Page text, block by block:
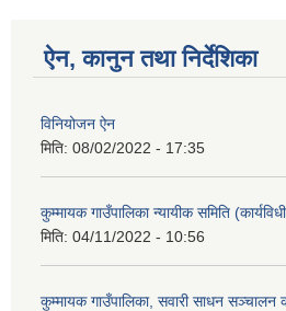
ऐन, कानुन तथा निर्देशिका
विनियोजन ऐन
मिति: 08/02/2022 - 17:35
कुम्मायक गाउँपालिका न्यायीक समिति
मिति: 04/11/2022 - 10:56
कुम्मायक गाउँपालिका, सवारी साधन सञ्चालन